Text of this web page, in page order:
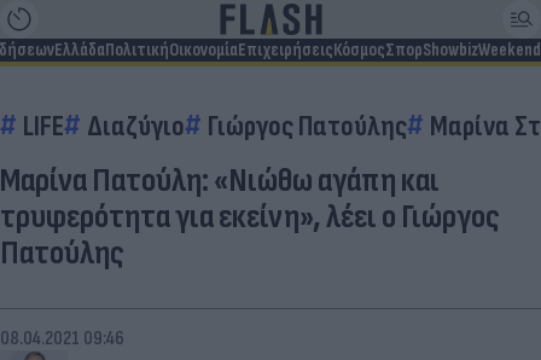
ΕλλάδαΠολιτικήΟικονομίαΕπιχειρήσειςΚόσμοςΣπορShowbizWeekend
LIFE Διαζύγιο Γιώργος Πατούλης Μαρίνα
Μαρίνα Πατούλη: «Νιώθω αγάπη και
τρυφερότητα για εκείνη», λέει ο Γιώργος
Πατούλης
08.04.2021 09:46